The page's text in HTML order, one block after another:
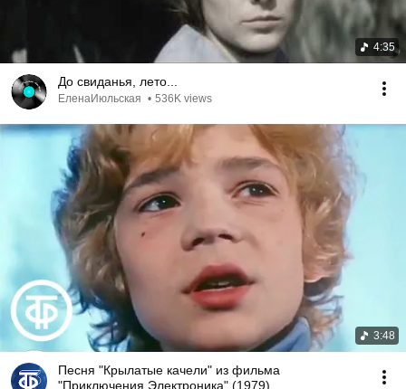
4:35
До свиданья, лето...
ЕленаИюльская • 536K views
3:48
Песня "Крылатые качели" из фильма
"Приключения Электроника" (1979)